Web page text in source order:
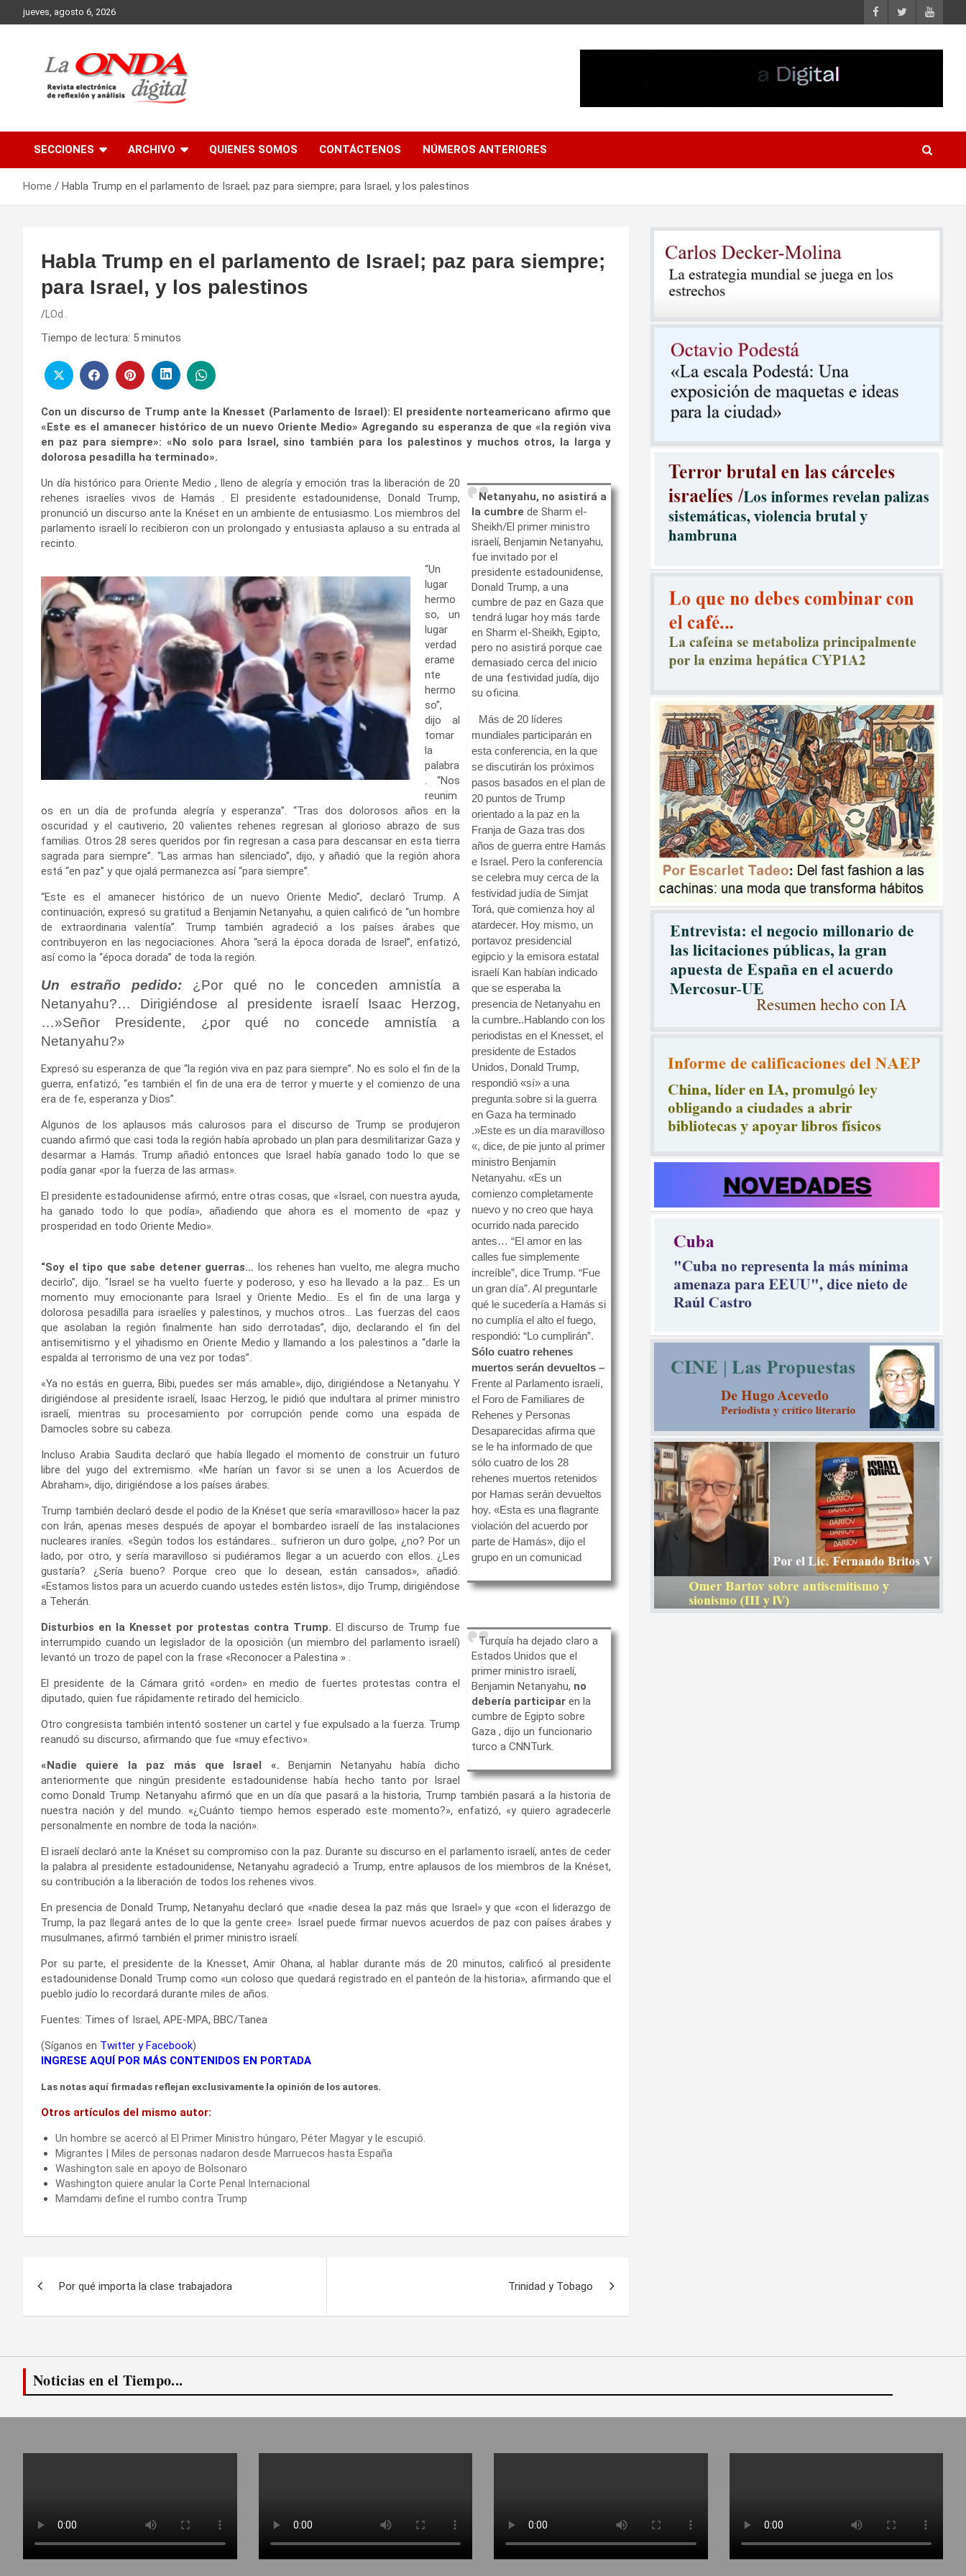
to
jueves, agosto 6, 2026
SECCIONES ARCHIVO QUIENES SOMOS CONTÁCTENOS NÚMEROS ANTERIORES
Home Habla Trump en el parlamento de Israel; paz para siempre; para Israel, y los palestinos
Habla Trump en el parlamento de Israel; paz para siempre;
para Israel, y los palestinos
LOd .
Tiempo de lectura: 5 minutos
Con un discurso de Trump ante la Knesset (Parlamento de Israel): El presidente norteamericano afirmo que
«Este es el amanecer histórico de un nuevo Oriente Medio» Agregando su esperanza de que «la región viva
en paz para siempre»: «No solo para Israel, sino también para los palestinos y muchos otros, la larga y
dolorosa pesadilla ha terminado».
Netanyahu, no asistirá a
la cumbre de Sharm el-
Sheikh/El primer ministro
israelí, Benjamin Netanyahu,
fue invitado por el
presidente estadounidense,
Donald Trump, a una
cumbre de paz en Gaza que
tendrá lugar hoy más tarde
en Sharm el-Sheikh, Egipto,
pero no asistirá porque cae
demasiado cerca del inicio
de una festividad judía, dijo
su oficina.
Más de 20 líderes
mundiales participarán en
esta conferencia, en la que
se discutirán los próximos
pasos basados ​​en el plan de
20 puntos de Trump
orientado a la paz en la
Franja de Gaza tras dos
años de guerra entre Hamás
e Israel. Pero la conferencia
se celebra muy cerca de la
festividad judía de Simjat
Torá, que comienza hoy al
atardecer. Hoy mismo, un
portavoz presidencial
egipcio y la emisora ​​estatal
israelí Kan habían indicado
que se esperaba la
presencia de Netanyahu en
la cumbre..Hablando con los
periodistas en el Knesset, el
presidente de Estados
Unidos, Donald Trump,
respondió «sí» a una
pregunta sobre si la guerra
en Gaza ha terminado
.»Este es un día maravilloso
«, dice, de pie junto al primer
ministro Benjamin
Netanyahu. «Es un
comienzo completamente
nuevo y no creo que haya
ocurrido nada parecido
antes… “El amor en las
calles fue simplemente
increíble”, dice Trump. “Fue
un gran día”. Al preguntarle
qué le sucedería a Hamás si
no cumplía el alto el fuego,
respondió: “Lo cumplirán”.
Sólo cuatro rehenes
muertos serán devueltos –
Frente al Parlamento israelí,
el Foro de Familiares de
Rehenes y Personas
Desaparecidas afirma que
se le ha informado de que
sólo cuatro de los 28
rehenes muertos retenidos
por Hamas serán devueltos
hoy. «Esta es una flagrante
violación del acuerdo por
parte de Hamás», dijo el
grupo en un comunicad
Un día histórico para Oriente Medio , lleno de alegría y emoción tras la liberación de 20
rehenes israelíes vivos de Hamás . El presidente estadounidense, Donald Trump,
pronunció un discurso ante la Knéset en un ambiente de entusiasmo. Los miembros del
parlamento israelí lo recibieron con un prolongado y entusiasta aplauso a su entrada al
recinto.
“Un
lugar
hermo
so, un
lugar
verdad
erame
nte
hermo
so”,
dijo al
tomar
la
palabra
. “Nos
reunim
os en un día de profunda alegría y esperanza”. “Tras dos dolorosos años en la
oscuridad y el cautiverio, 20 valientes rehenes regresan al glorioso abrazo de sus
familias. Otros 28 seres queridos por fin regresan a casa para descansar en esta tierra
sagrada para siempre”. “Las armas han silenciado”, dijo, y añadió que la región ahora
está “en paz” y que ojalá permanezca así “para siempre”.
“Este es el amanecer histórico de un nuevo Oriente Medio”, declaró Trump. A
continuación, expresó su gratitud a Benjamin Netanyahu, a quien calificó de “un hombre
de extraordinaria valentía”. Trump también agradeció a los países árabes que
contribuyeron en las negociaciones. Ahora “será la época dorada de Israel”, enfatizó,
así como la “época dorada” de toda la región.
Un estraño pedido:
¿Por qué no le conceden amnistía a
Netanyahu?… Dirigiéndose al presidente israelí Isaac Herzog,
…»Señor Presidente, ¿por qué no concede amnistía a
Netanyahu?»
Expresó su esperanza de que “la región viva en paz para siempre”. No es solo el fin de la
guerra, enfatizó, “es también el fin de una era de terror y muerte y el comienzo de una
era de fe, esperanza y Dios”.
Algunos de los aplausos más calurosos para el discurso de Trump se produjeron
cuando afirmó que casi toda la región había aprobado un plan para desmilitarizar Gaza y
desarmar a Hamás. Trump añadió entonces que Israel había ganado todo lo que se
podía ganar «por la fuerza de las armas».
El presidente estadounidense afirmó, entre otras cosas, que «Israel, con nuestra ayuda,
ha ganado todo lo que podía», añadiendo que ahora es el momento de «paz y
prosperidad en todo Oriente Medio».
“Soy el tipo que sabe detener guerras… los rehenes han vuelto, me alegra mucho
decirlo”, dijo. “Israel se ha vuelto fuerte y poderoso, y eso ha llevado a la paz… Es un
momento muy emocionante para Israel y Oriente Medio… Es el fin de una larga y
dolorosa pesadilla para israelíes y palestinos, y muchos otros… Las fuerzas del caos
que asolaban la región finalmente han sido derrotadas”, dijo, declarando el fin del
antisemitismo y el yihadismo en Oriente Medio y llamando a los palestinos a “darle la
espalda al terrorismo de una vez por todas”.
«Ya no estás en guerra, Bibi, puedes ser más amable», dijo, dirigiéndose a Netanyahu. Y
dirigiéndose al presidente israelí, Isaac Herzog, le pidió que indultara al primer ministro
israelí, mientras su procesamiento por corrupción pende como una espada de
Damocles sobre su cabeza.
Incluso Arabia Saudita declaró que había llegado el momento de construir un futuro
libre del yugo del extremismo. «Me harían un favor si se unen a los Acuerdos de
Abraham», dijo, dirigiéndose a los países árabes.
Trump también declaró desde el podio de la Knéset que sería «maravilloso» hacer la paz
con Irán, apenas meses después de apoyar el bombardeo israelí de las instalaciones
nucleares iraníes. «Según todos los estándares… sufrieron un duro golpe, ¿no? Por un
lado, por otro, y sería maravilloso si pudiéramos llegar a un acuerdo con ellos. ¿Les
gustaría? ¿Sería bueno? Porque creo que lo desean, están cansados», añadió.
«Estamos listos para un acuerdo cuando ustedes estén listos», dijo Trump, dirigiéndose
a Teherán.
Turquía ha dejado claro a
Estados Unidos que el
primer ministro israelí,
Benjamin Netanyahu, no
debería participar en la
cumbre de Egipto sobre
Gaza , dijo un funcionario
turco a CNNTurk.
Disturbios en la Knesset por protestas contra Trump. El discurso de Trump fue
interrumpido cuando un legislador de la oposición (un miembro del parlamento israelí)
levantó un trozo de papel con la frase «Reconocer a Palestina » .
El presidente de la Cámara gritó «orden» en medio de fuertes protestas contra el
diputado, quien fue rápidamente retirado del hemiciclo.
Otro congresista también intentó sostener un cartel y fue expulsado a la fuerza. Trump
reanudó su discurso, afirmando que fue «muy efectivo».
«Nadie quiere la paz más que Israel «.Benjamin Netanyahu había dicho
anteriormente que ningún presidente estadounidense había hecho tanto por Israel
como Donald Trump. Netanyahu afirmó que en un día que pasará a la historia, Trump también pasará a la historia de
nuestra nación y del mundo. «¿Cuánto tiempo hemos esperado este momento?», enfatizó, «y quiero agradecerle
personalmente en nombre de toda la nación».
El israelí declaró ante la Knéset su compromiso con la paz. Durante su discurso en el parlamento israelí, antes de ceder
la palabra al presidente estadounidense, Netanyahu agradeció a Trump, entre aplausos de los miembros de la Knéset,
su contribución a la liberación de todos los rehenes vivos.
En presencia de Donald Trump, Netanyahu declaró que «nadie desea la paz más que Israel» y que «con el liderazgo de
Trump, la paz llegará antes de lo que la gente cree». Israel puede firmar nuevos acuerdos de paz con países árabes y
musulmanes, afirmó también el primer ministro israelí.
Por su parte, el presidente de la Knesset, Amir Ohana, al hablar durante más de 20 minutos, calificó al presidente
estadounidense Donald Trump como «un coloso que quedará registrado en el panteón de la historia», afirmando que el
pueblo judío lo recordará durante miles de años.
Fuentes: Times of Israel, APE-MPA, BBC/Tanea
(Síganos en Twitter yFacebook)
INGRESE AQUÍ POR MÁS CONTENIDOS EN PORTADA
Las notas aquí firmadas reflejan exclusivamente la opinión de los autores.
Otros artículos del mismo autor:
Un hombre se acercó al El Primer Ministro húngaro, Péter Magyar y le escupió.
Migrantes | Miles de personas nadaron desde Marruecos hasta España
Washington sale en apoyo de Bolsonaro
Washington quiere anular la Corte Penal Internacional
Mamdami define el rumbo contra Trump
Por qué importa la clase trabajadora Trinidad y Tobago
Noticias en el Tiempo...